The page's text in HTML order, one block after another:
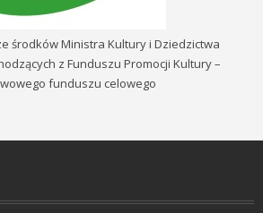
środków Ministra Kultury i Dziedzictwa
z Funduszu Promocji Kultury –
funduszu celowego